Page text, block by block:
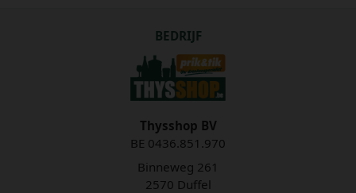
BEDRIJF
Thysshop BV
BE 0436.851.970
Binneweg 261
2570 Duffel